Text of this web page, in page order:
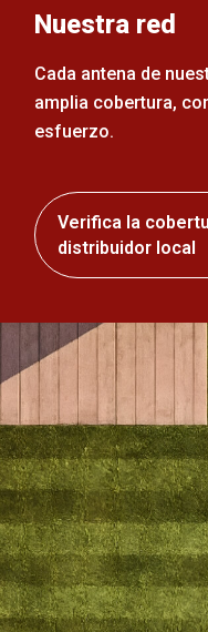
Nuestra red
Cada antena de
amplia cobertura,
esfuerzo.
Verifica la
distribuidor local